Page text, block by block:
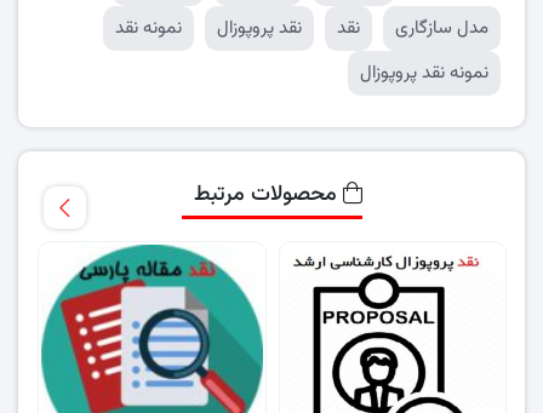
مدل سازگاری
نقد نقد پروپوزال
نمونه نقد
نمونه نقد پروپوزال
محصولات مرتبط